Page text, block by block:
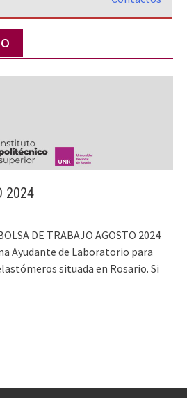
2024
DE TRABAJO AGOSTO 2024
Ayudante de Laboratorio para
situada en Rosario. Si